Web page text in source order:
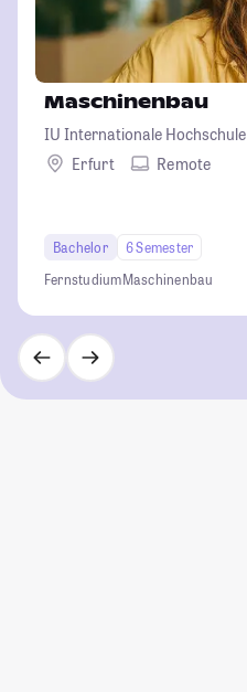
Maschinenbau
IU Internationale Hochschule
Erfurt
Remote
Bachelor
6 Semester
FernstudiumMaschinenbau